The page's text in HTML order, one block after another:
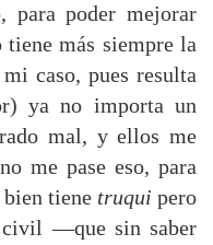
para poder mejorar
más siempre la
caso, pues resulta
ya no importa un
mal, y ellos me
me pase eso, para
tiene truqui pero
civil —que sin saber